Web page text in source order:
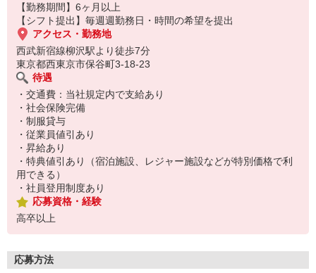
【勤務期間】6ヶ月以上
【シフト提出】毎週週勤務日・時間の希望を提出
アクセス・勤務地
西武新宿線柳沢駅より徒歩7分
東京都西東京市保谷町3-18-23
待遇
・交通費：当社規定内で支給あり
・社会保険完備
・制服貸与
・従業員値引あり
・昇給あり
・特典値引あり（宿泊施設、レジャー施設などが特別価格で利
用できる）
・社員登用制度あり
応募資格・経験
高卒以上
応募方法